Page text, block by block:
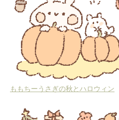
ももちーうさぎの秋とハロウィン